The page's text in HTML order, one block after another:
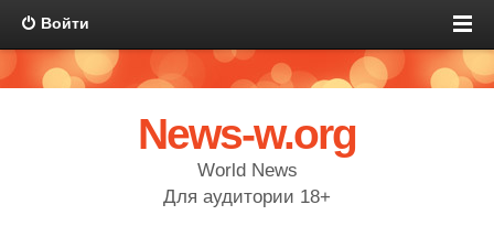
Войти
News-w.org
World News
Для аудитории 18+